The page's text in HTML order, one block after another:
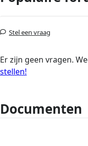
Stel een vraag
Er zijn geen vragen.
stellen!
Documenten